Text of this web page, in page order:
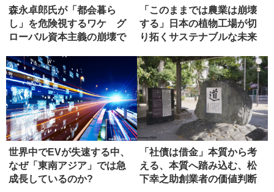
森永卓郎氏が「都会暮ら
し」を危険視するワケ グ
ローバル資本主義の崩壊で
「このままでは農業は崩壊
する」日本の植物工場が切
り拓くサステナブルな未来
世界中でEVが失速する中、
なぜ「東南アジア」では急
成長しているのか?
「社債は借金」本質から考
える、本質へ踏み込む、松
下幸之助創業者の価値判断